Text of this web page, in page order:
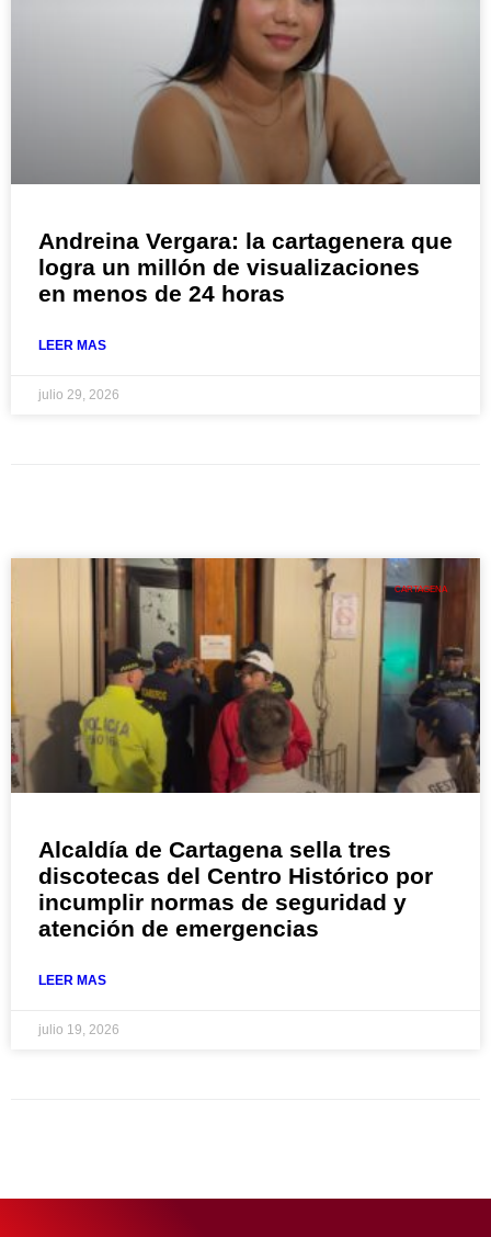
Andreina Vergara: la cartagenera que
logra un millón de visualizaciones
en menos de 24 horas
LEER MAS
julio 29, 2026
CARTAGENA
Alcaldía de Cartagena sella tres
discotecas del Centro Histórico por
incumplir normas de seguridad y
atención de emergencias
LEER MAS
julio 19, 2026